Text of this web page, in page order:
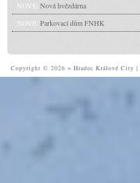
NOVÉ: Nová hvězdárna
NOVÉ: Parkovací dům FNHK
Copyright © 2026 ~ Hradec Králové City |